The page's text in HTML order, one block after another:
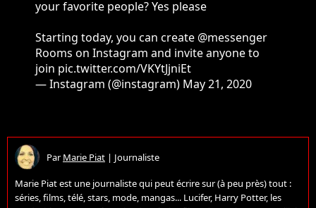
your favorite people? Yes please
Starting today, you can create @messenger
Rooms on Instagram and invite anyone to
join pic.twitter.com/VKYtJjniEt
— Instagram (@instagram) May 21, 2020
ParMarie Piat | Journaliste
Marie Piat est une journaliste qui peut écrire sur (à peu près) tout :
séries, films, télé, stars, mode, mangas... Lucifer, Harry Potter, les